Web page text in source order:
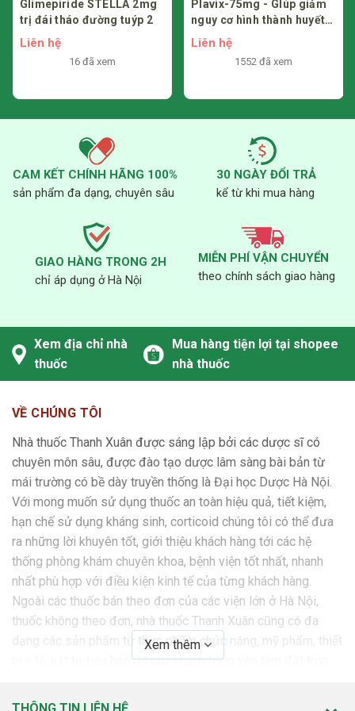
huyết
Chưa
Giảm số lượng tế bào
lympho (**)
Ít gặp Dị ứng, mẫn cảm
Rối
hóa và
dinh
Thường
gặp
Chán ăn
Rối
loạn
thần
thường
Căng thẳng, mất ngủ
Rối
loạn
hệ
thần
kinh
Rất
thường
gặp
Đau đầu, chóng mặt
Thường
gặp
Hội chứng ống cổ tay, dị
cảm
Hiếm
Tình trạng lơ mơ
loạn
thường
Glimepiride STELLA 2mg
trị đái tháo đường tuýp 2
Liên hệ
16 đã xem
Plavix-75mg - GIúp giảm
nguy cơ hình thành huyết
khối
Liên hệ
1552 đã xem
CAM KẾT CHÍNH HÃNG 100%
sản phẩm đa dạng, chuyên sâu
30 NGÀY ĐỔI TRẢ
kể từ khi mua hàng
GIAO HÀNG TRONG 2H
chỉ áp dụng ở Hà Nội
MIỄN PHÍ VẬN CHUYỂN
theo chính sách giao hàng
Xem địa chỉ nhà
thuốc
Mua hàng tiện lợi tại shopee
nhà thuốc
VỀ CHÚNG TÔI
Nhà thuốc Thanh Xuân được sáng lập bởi các dược sĩ có
chuyên môn sâu, được đào tạo dược lâm sàng bài bản từ
mái trường có bề dày truyền thống là Đại học Dược Hà Nội.
Với mong muốn sử dụng thuốc an toàn hiệu quả, tiết kiệm,
hạn chế sử dụng kháng sinh, corticoid chúng tôi có thể đưa
ra những lời khuyên tốt, giới thiệu khách hàng tới các hệ
thống phòng khám chuyên khoa, bệnh viện tốt nhất, nhanh
nhất phù hợp với điều kiện kinh tế của từng khách hàng.
Ngoài các thuốc bán theo đơn của các viện lớn ở Hà Nội,
thuốc không theo đơn, nhà thuốc Thanh Xuân cũng có đa
dạng các sản phẩm từ thực phẩm chức năng, mỹ phẩm, thiết
bị y tế, vật tư tiêu hao để quý khách hàng yên tâm đặt trọn
Xem thêm